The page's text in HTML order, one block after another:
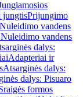
jungtisPrijungimo
Nuleidimo vandens
vandens
dalys:
Adapteriai ir
Atsarginės dalys:
dalys: Pisuaro
formos